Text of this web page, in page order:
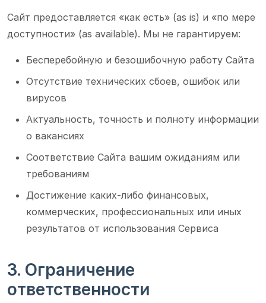
Сайт предоставляется «как есть» (as is) и «по мере
доступности» (as available). Мы не гарантируем:
Бесперебойную и безошибочную работу Сайта
Отсутствие технических сбоев, ошибок или
вирусов
Актуальность, точность и полноту информации
о вакансиях
Соответствие Сайта вашим ожиданиям или
требованиям
Достижение каких-либо финансовых,
коммерческих, профессиональных или иных
результатов от использования Сервиса
3. Ограничение
ответственности